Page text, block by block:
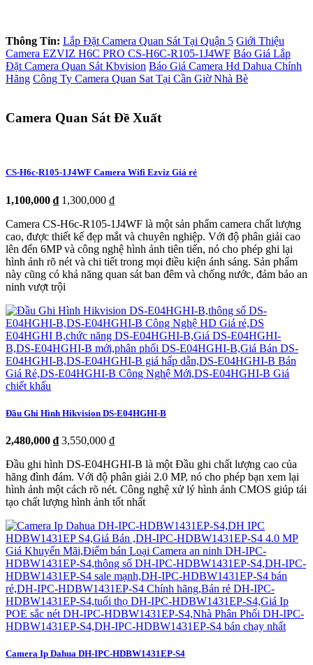
Thông Tin: Lắp Đặt Camera Quan Sát Tại Quận 5 Giới Thiệu
Camera EZVIZ H6C PRO CS-H6C-R105-1J4WF Báo Giá Lắp
Đặt Camera Quan Sát Kbvision Báo Giá Camera Hd Dahua Chính
Hãng Công Ty Camera Quan Sat Tại Cần Giờ Nhà Bè
Camera Quan Sát Đề Xuất
CS-H6c-R105-1J4WF Camera Wifi Ezviz Giá rẻ
1,100,000 ₫ 1,300,000 ₫
Camera CS-H6c-R105-1J4WF là một sản phẩm camera chất lượng
cao, được thiết kế đẹp mắt và chuyên nghiệp. Với độ phân giải cao
lên đến 6MP và công nghệ hình ảnh tiên tiến, nó cho phép ghi lại
hình ảnh rõ nét và chi tiết trong mọi điều kiện ánh sáng. Sản phẩm
này cũng có khả năng quan sát ban đêm và chống nước, đảm bảo an
ninh vượt trội
Đầu Ghi Hình Hikvision DS-E04HGHI-B
2,480,000 ₫ 3,550,000 ₫
Đầu ghi hình DS-E04HGHI-B là một Đầu ghi chất lượng cao của
hãng đình đám. Với độ phân giải 2.0 MP, nó cho phép bạn xem lại
hình ảnh một cách rõ nét. Công nghệ xử lý hình ảnh CMOS giúp tái
tạo chất lượng hình ảnh tốt nhất
Camera Ip Dahua DH-IPC-HDBW1431EP-S4